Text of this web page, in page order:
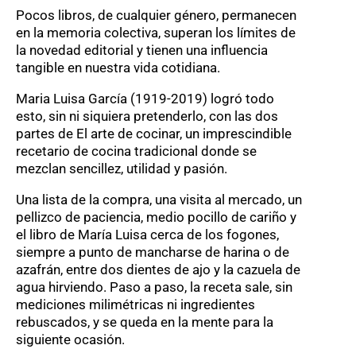
cantidad
Pocos libros, de cualquier género, permanecen
en la memoria colectiva, superan los límites de
la novedad editorial y tienen una influencia
tangible en nuestra vida cotidiana.
Maria Luisa García (1919-2019) logró todo
esto, sin ni siquiera pretenderlo, con las dos
partes de El arte de cocinar, un imprescindible
recetario de cocina tradicional donde se
mezclan sencillez, utilidad y pasión.
Una lista de la compra, una visita al mercado, un
pellizco de paciencia, medio pocillo de cariño y
el libro de María Luisa cerca de los fogones,
siempre a punto de mancharse de harina o de
azafrán, entre dos dientes de ajo y la cazuela de
agua hirviendo. Paso a paso, la receta sale, sin
mediciones milimétricas ni ingredientes
rebuscados, y se queda en la mente para la
siguiente ocasión.